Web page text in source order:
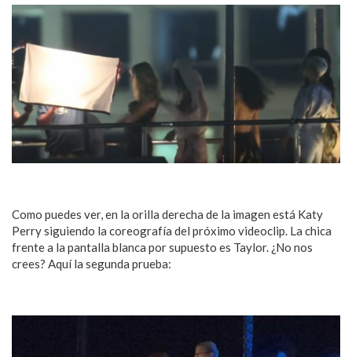
Como puedes ver, en la orilla derecha de la imagen está Katy
Perry siguiendo la coreografía del próximo videoclip. La chica
frente a la pantalla blanca por supuesto es Taylor. ¿No nos
crees? Aquí la segunda prueba: